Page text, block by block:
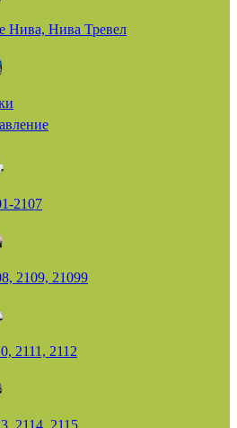
Нива, Нива Тревел
2107
2109, 21099
2111, 2112
2114, 2115